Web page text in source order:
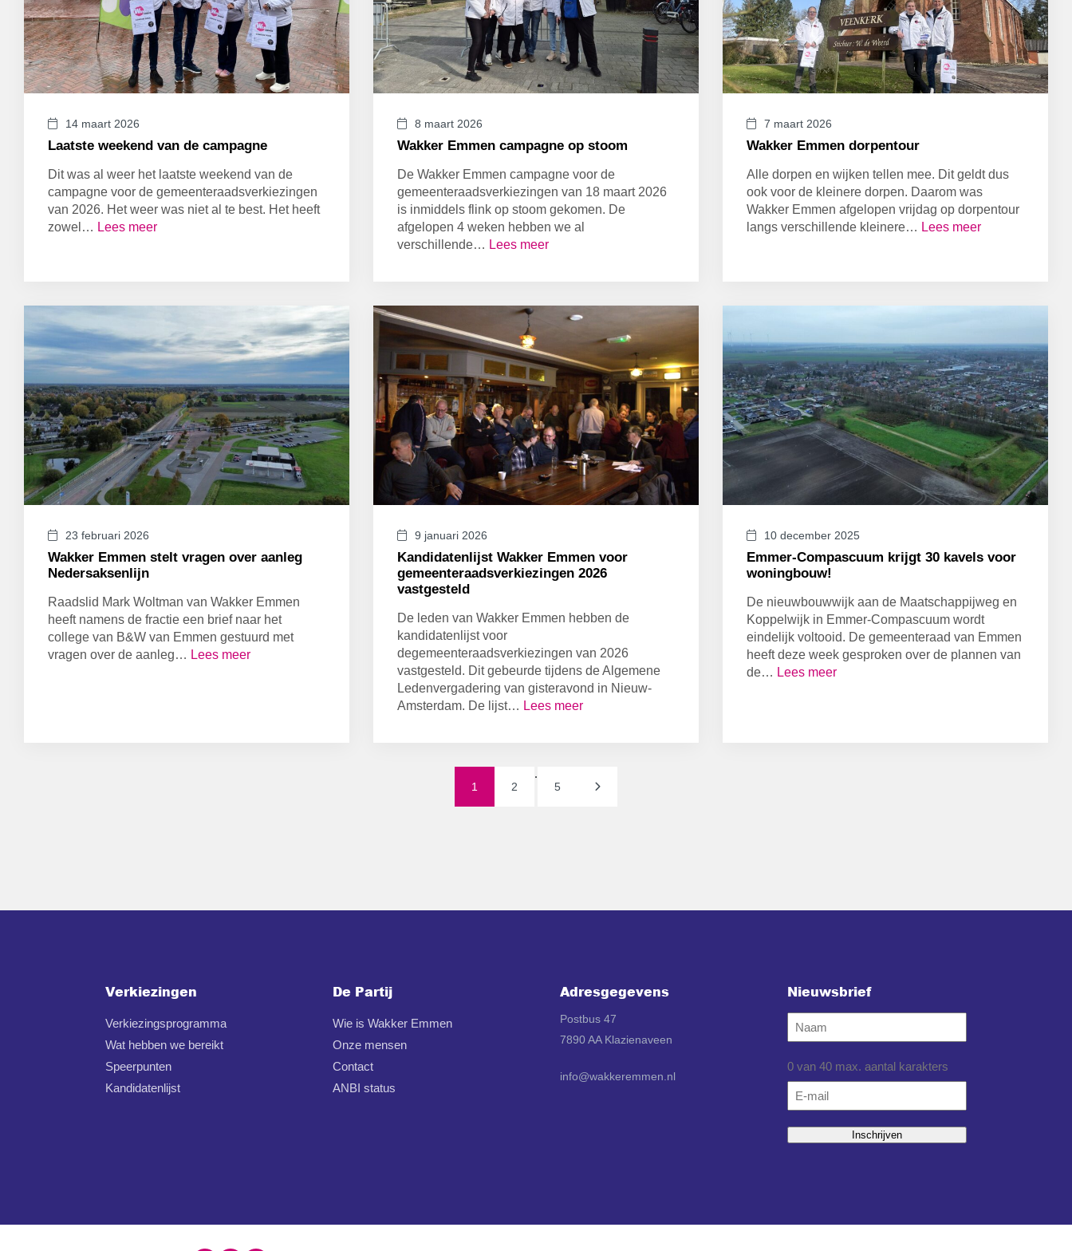
14 maart 2026
Laatste weekend van de campagne
Dit was al weer het laatste weekend van de
campagne voor de gemeenteraadsverkiezingen
van 2026. Het weer was niet al te best. Het heeft
zowel… Lees meer
8 maart 2026
Wakker Emmen campagne op stoom
De Wakker Emmen campagne voor de
gemeenteraadsverkiezingen van 18 maart 2026
is inmiddels flink op stoom gekomen. De
afgelopen 4 weken hebben we al
verschillende… Lees meer
7 maart 2026
Wakker Emmen dorpentour
Alle dorpen en wijken tellen mee. Dit geldt dus
ook voor de kleinere dorpen. Daarom was
Wakker Emmen afgelopen vrijdag op dorpentour
langs verschillende kleinere… Lees meer
23 februari 2026
Wakker Emmen stelt vragen over aanleg
Nedersaksenlijn
Raadslid Mark Woltman van Wakker Emmen
heeft namens de fractie een brief naar het
college van B&W van Emmen gestuurd met
vragen over de aanleg… Lees meer
9 januari 2026
Kandidatenlijst Wakker Emmen voor
gemeenteraadsverkiezingen 2026
vastgesteld
De leden van Wakker Emmen hebben de
kandidatenlijst voor
degemeenteraadsverkiezingen van 2026
vastgesteld. Dit gebeurde tijdens de Algemene
Ledenvergadering van gisteravond in Nieuw-
Amsterdam. De lijst… Lees meer
10 december 2025
Emmer-Compascuum krijgt 30 kavels voor
woningbouw!
De nieuwbouwwijk aan de Maatschappijweg en
Koppelwijk in Emmer-Compascuum wordt
eindelijk voltooid. De gemeenteraad van Emmen
heeft deze week gesproken over de plannen van
de… Lees meer
1 2
.
5
Verkiezingen
Verkiezingsprogramma
Wat hebben we bereikt
Speerpunten
Kandidatenlijst
De Partij
Wie is Wakker Emmen
Onze mensen
Contact
ANBI status
Adresgegevens
Postbus 47
7890 AA Klazienaveen
info@wakkeremmen.nl
Nieuwsbrief
0 van 40 max. aantal karakters
Inschrijven